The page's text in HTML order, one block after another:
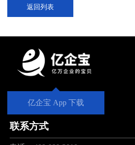
返回列表
亿企宝 App 下载
联系方式